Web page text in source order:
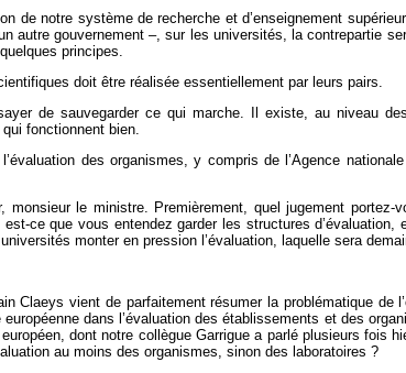
de notre système de recherche et d’enseignement
autre gouvernement –, sur les universités, la contrepartie
principes.
doit être réalisée essentiellement par leurs pairs.
de sauvegarder ce qui marche. Il existe, au niveau
fonctionnent bien.
des organismes, y compris de l’Agence
le ministre. Premièrement, quel jugement
ce que vous entendez garder les structures
monter en pression l’évaluation, laquelle sera
Claeys vient de parfaitement résumer la problématique
dans l’évaluation des établissements et des
dont notre collègue Garrigue a parlé plusieurs fois
au moins des organismes, sinon des laboratoires ?